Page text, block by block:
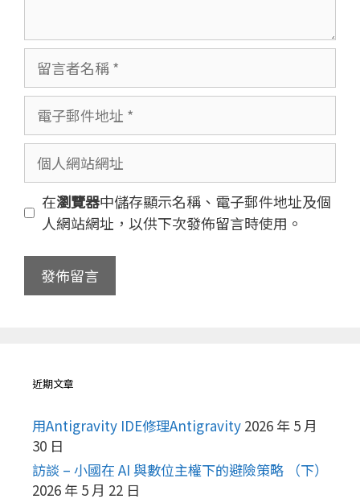
者
稱
郵
址
站
址
在瀏覽器中儲存顯示名稱、電子郵件地址及個
人網站網址，以供下次發佈留言時使用。
近期文章
用Antigravity IDE修理Antigravity 2026 年 5 月
30 日
訪談 – 小國在 AI 與數位主權下的避險策略 （下）
2026 年 5 月 22 日